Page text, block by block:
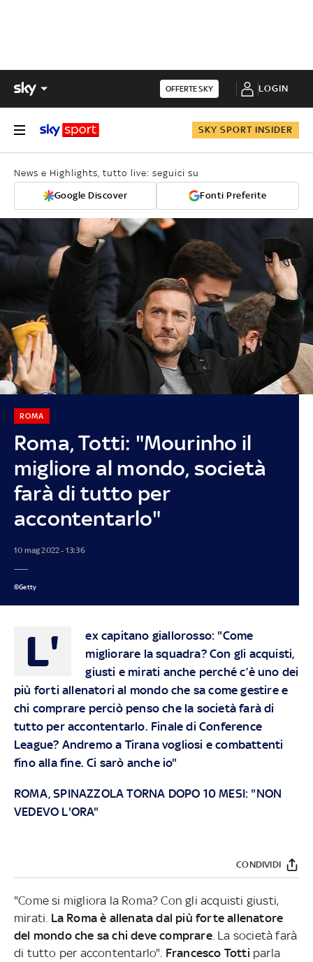
OFFERTE SKY LOGIN
SKY SPORT INSIDER
News e Highlights, tutto live: seguici su
Google Discover Fonti Preferite
Roma, Totti: "Mourinho il
migliore al mondo, società
farà di tutto per
accontentarlo"
ROMA
10 mag 2022 - 13:36
©Getty
L'
ex capitano giallorosso: "Come
migliorare la squadra? Con gli acquisti,
giusti e mirati anche perché c’è uno dei
più forti allenatori al mondo che sa come gestire e
chi comprare perciò penso che la società farà di
tutto per accontentarlo. Finale di Conference
League? Andremo a Tirana vogliosi e combattenti
fino alla fine. Ci sarò anche io"
ROMA, SPINAZZOLA TORNA DOPO 10 MESI: "NON
VEDEVO L'ORA"
CONDIVIDI
"Come si migliora la Roma? Con gli acquisti giusti,
mirati. La Roma è allenata dal più forte allenatore
del mondo che sa chi deve comprare. La società farà
di tutto per accontentarlo". Francesco Totti parla